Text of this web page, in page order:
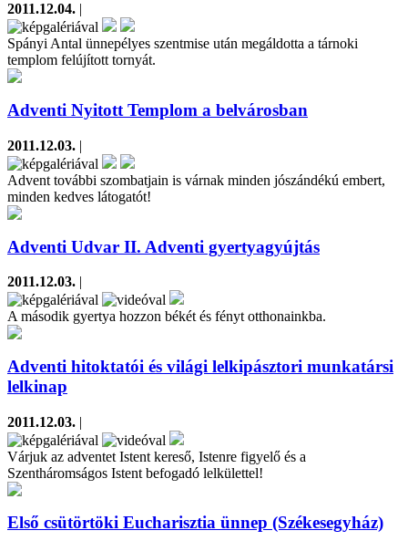
2011.12.04. |
Spányi Antal ünnepélyes szentmise után megáldotta a tárnoki
templom felújított tornyát.
Adventi Nyitott Templom a belvárosban
2011.12.03. |
Advent további szombatjain is várnak minden jószándékú embert,
minden kedves látogatót!
Adventi Udvar II. Adventi gyertyagyújtás
2011.12.03. |
A második gyertya hozzon békét és fényt otthonainkba.
Adventi hitoktatói és világi lelkipásztori munkatársi
lelkinap
2011.12.03. |
Várjuk az adventet Istent kereső, Istenre figyelő és a
Szentháromságos Istent befogadó lelkülettel!
Első csütörtöki Eucharisztia ünnep (Székesegyház)